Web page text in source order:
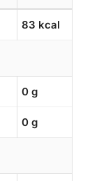
83 kcal
0 g
0 g